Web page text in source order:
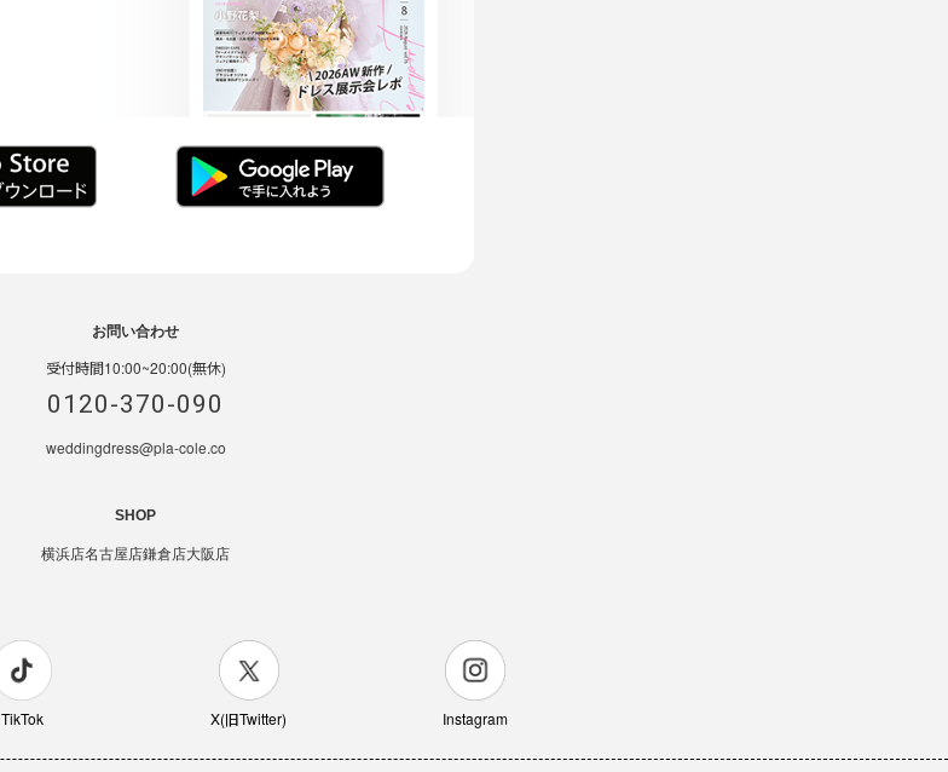
お問い合わせ
受付時間10:00~20:00(無休)
0120-370-090
weddingdress@pla-cole.co
SHOP
横浜店名古屋店鎌倉店大阪店
TikTok X(旧Twitter) Instagram